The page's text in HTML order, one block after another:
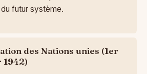
futur système.
des Nations unies (1er
1942)